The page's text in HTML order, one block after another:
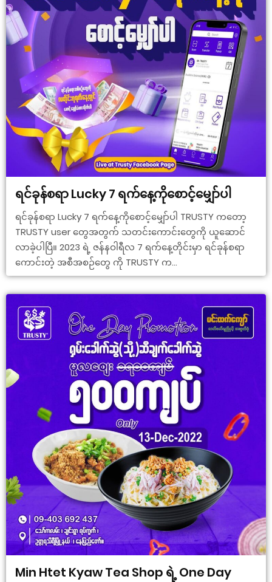
ရင်ခုန်စရာ Lucky 7 ရက်နေ့ကိုစောင့်မျှော်ပါ
ရင်ခုန်စရာ Lucky 7 ရက်နေ့ကိုစောင့်မျှော်ပါ TRUSTY ကတော့
TRUSTY user တွေအတွက် သတင်းကောင်းတွေကို ယူဆောင်
လာခဲ့ပါပြီ။ 2023 ရဲ့ ဇန်နဝါရီလ 7 ရက်နေ့တိုင်းမှာ ရင်ခုန်စရာ
ကောင်းတဲ့ အစီအစဉ်တွေ ကို TRUSTY က...
Min Htet Kyaw Tea Shop ရဲ့ One Day